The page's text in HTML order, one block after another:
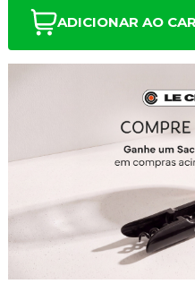
ADICIONAR AO